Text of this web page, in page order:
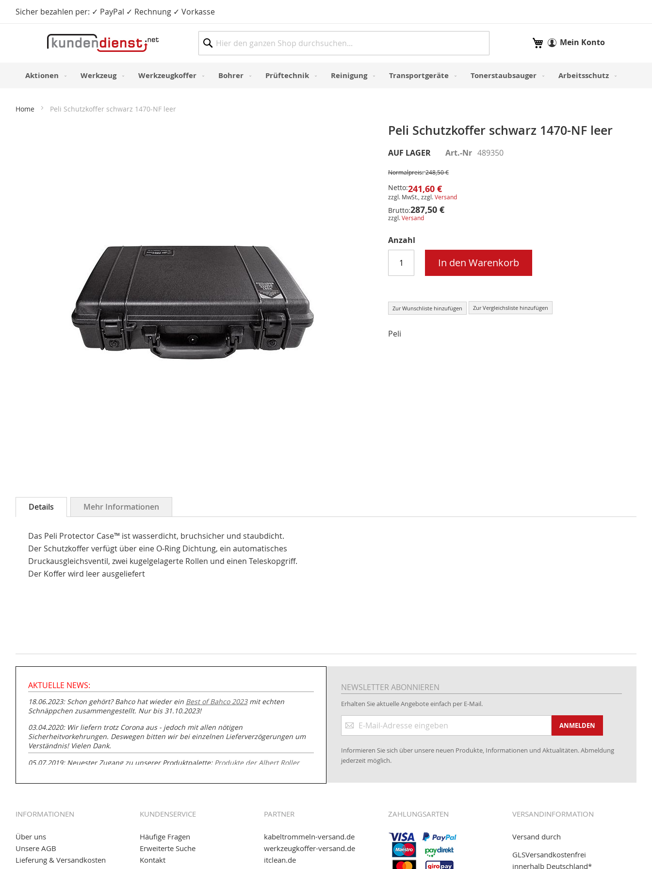
Sicher bezahlen per: ✓ PayPal ✓ Rechnung ✓ VorkasseDirekt
Mein Warenkorb
Mein Konto
Aktionen Werkzeug Werkzeugkoffer Bohrer Prüftechnik Reinigung Transportgeräte Tonerstaubsauger Arbeitsschutz
Home Peli Schutzkoffer schwarz 1470-NF leer
Peli Schutzkoffer schwarz 1470-NF leer
AUF LAGER Art.-Nr 489350
Normalpreis: 248,50 €
Netto:241,60 €
zzgl. MwSt., zzgl.Versand
Brutto:287,50 €
zzgl.Versand
Anzahl
In den Warenkorb
Zur Wunschliste hinzufügen Zur Vergleichsliste hinzufügen
Peli
Anfang
springen
Details
Das Peli Protector Case™ ist wasserdicht, bruchsicher und staubdicht.
Der Schutzkoffer verfügt über eine O-Ring Dichtung, ein automatisches
Druckausgleichsventil, zwei kugelgelagerte Rollen und einen Teleskopgriff.
Der Koffer wird leer ausgeliefert
Mehr Informationen
AKTUELLE NEWS:
18.06.2023: Schon gehört? Bahco hat wieder ein Best of Bahco 2023mit echten
Schnäppchen zusammengestellt. Nur bis 31.10.2023!
03.04.2020: Wir liefern trotz Corona aus - jedoch mit allen nötigen
Sicherheitvorkehrungen. Deswegen bitten wir bei einzelnen Lieferverzögerungen um
Verständnis! Vielen Dank.
05.07.2019: Neuester Zugang zu unserer Produktpalette: Produkte der Albert Roller
04.11.2018: Überarbeitung der Corporate Identity (CI)
- Zahlung per paydirekt
16.01.2017:
- Visa & MasterCard (inkl. Maestro)
12.01.2017: JETZT NEU- giropay, SOFORT-Überweisung sowie eps (PAYONE)
NEWSLETTER ABONNIEREN
Erhalten Sie aktuelle Angebote einfach per E-Mail.
zum
ANMELDEN
Informieren Sie sich über unsere neuen Produkte, Informationen und Aktualitäten. Abmeldung
jederzeit möglich.
INFORMATIONEN
Über uns
Unsere AGB
Lieferung & Versandkosten
KUNDENSERVICE
Häufige Fragen
Erweiterte Suche
Kontakt
PARTNER
kabeltrommeln-versand.de
werkzeugkoffer-versand.de
itclean.de
ZAHLUNGSARTEN VERSANDINFORMATION
Versand durch
GLSVersandkostenfrei
innerhalb Deutschland*